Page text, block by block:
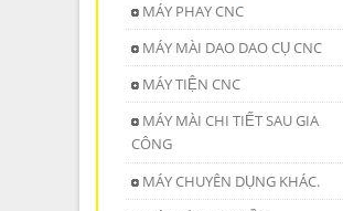
MÁY PHAY CNC
MÁY MÀI DAO DAO CỤ CNC
MÁY TIỆN CNC
MÁY MÀI CHI TIẾT SAU GIA
CÔNG
MÁY CHUYÊN DỤNG KHÁC.